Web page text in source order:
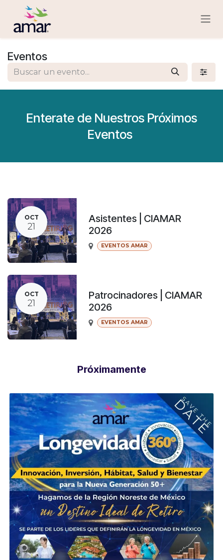
Ir al contenido
Eventos
Enterate de Nuestros Próximos
Eventos
OCT
21
Asistentes | CIAMAR
2026
EVENTOS AMAR
OCT
21
Patrocinadores | CIAMAR
2026
EVENTOS AMAR
Próximamente